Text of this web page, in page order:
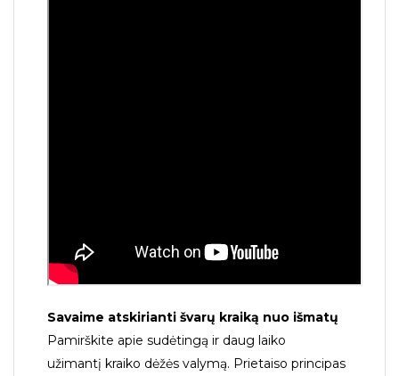
Savaime atskirianti švarų kraiką nuo išmatų
Pamirškite apie sudėtingą ir daug laiko
užimantį kraiko dėžės valymą. Prietaiso principas